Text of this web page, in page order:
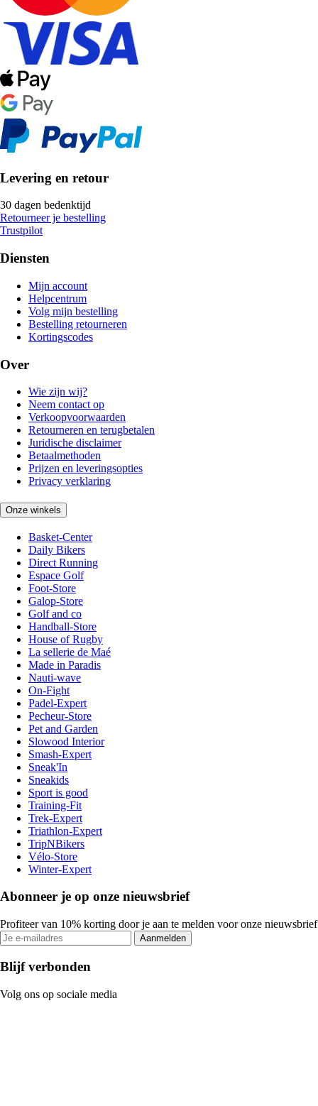
Levering en retour
30 dagen bedenktijd
Retourneer je bestelling
Trustpilot
Diensten
Mijn account
Helpcentrum
Volg mijn bestelling
Bestelling retourneren
Kortingscodes
Over
Wie zijn wij?
Neem contact op
Verkoopvoorwaarden
Retourneren en terugbetalen
Juridische disclaimer
Betaalmethoden
Prijzen en leveringsopties
Privacy verklaring
Onze winkels
Basket-Center
Daily Bikers
Direct Running
Espace Golf
Foot-Store
Galop-Store
Golf and co
Handball-Store
House of Rugby
La sellerie de Maé
Made in Paradis
Nauti-wave
On-Fight
Padel-Expert
Pecheur-Store
Pet and Garden
Slowood Interior
Smash-Expert
Sneak'In
Sneakids
Sport is good
Training-Fit
Trek-Expert
Triathlon-Expert
TripNBikers
Vélo-Store
Winter-Expert
Abonneer je op onze nieuwsbrief
Profiteer van 10% korting door je aan te melden voor onze nieuwsbrief
Aanmelden
Blijf verbonden
Volg ons op sociale media